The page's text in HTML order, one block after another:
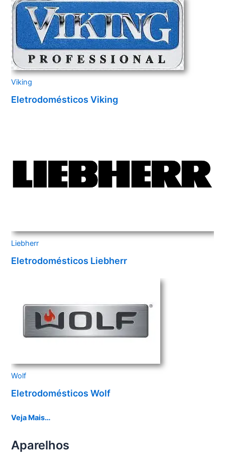
Viking
Eletrodomésticos Viking
Liebherr
Eletrodomésticos Liebherr
Wolf
Eletrodomésticos Wolf
Veja Mais…
Aparelhos